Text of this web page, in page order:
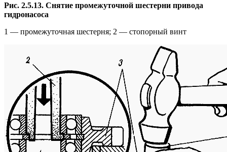
Рис. 2.5.13. Снятие промежуточной шестерни привода
гидронасоса
1 — промежуточная шестерня; 2 — стопорный винт